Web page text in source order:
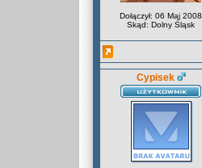
Dołączył: 06 Maj 2008
Skąd: Dolny Śląsk
Cypisek